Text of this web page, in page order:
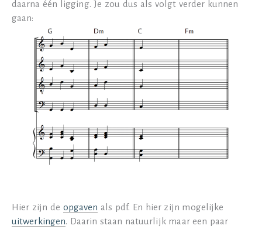
daarna één ligging. Je zou dus als volgt verder kunnen
gaan:
Hier zijn de opgaven als pdf. En hier zijn mogelijke
uitwerkingen. Daarin staan natuurlijk maar een paar